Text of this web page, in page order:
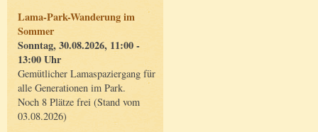
Lama-Park-Wanderung im
Sommer
Sonntag, 30.08.2026, 11:00 -
13:00 Uhr
Gemütlicher Lamaspaziergang für
alle Generationen im Park.
Noch 8 Plätze frei (Stand vom
03.08.2026)